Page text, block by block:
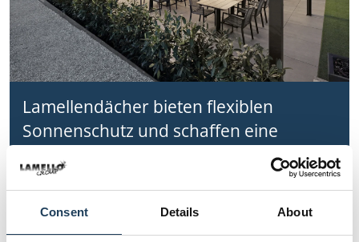
Consent Details About
Lamellendächer bieten flexiblen
Sonnenschutz und schaffen eine
angenehme Wohlfühlatmosphäre im
Freien.